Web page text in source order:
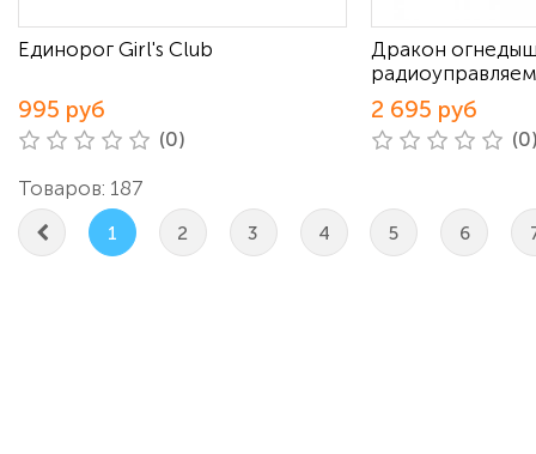
Единорог Girl's Club
995 руб
(0)
Дракон
2 695 руб
Товаров: 187
1 2 3 4 5 6